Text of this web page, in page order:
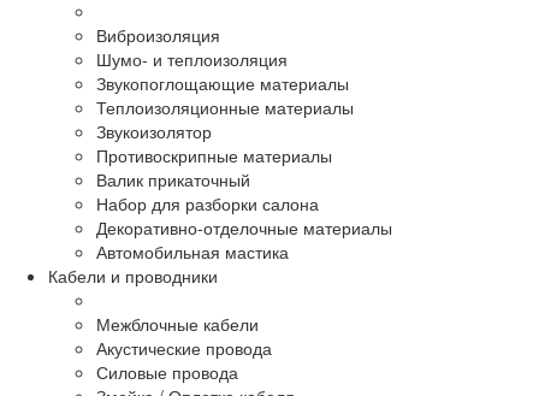
Виброизоляция
Шумо- и теплоизоляция
Звукопоглощающие материалы
Теплоизоляционные материалы
Звукоизолятор
Противоскрипные материалы
Валик прикаточный
Набор для разборки салона
Декоративно-отделочные материалы
Автомобильная мастика
Кабели и проводники
Межблочные кабели
Акустические провода
Силовые провода